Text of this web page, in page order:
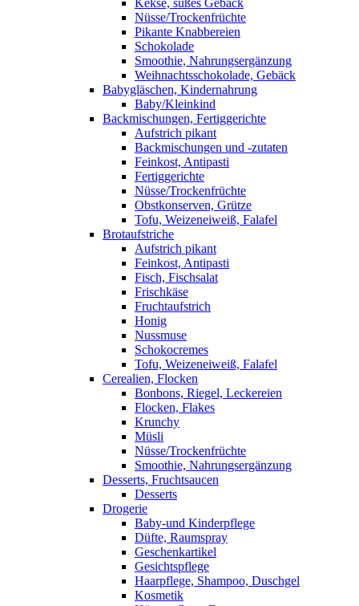
Kekse, süßes Gebäck
Nüsse/Trockenfrüchte
Pikante Knabbereien
Schokolade
Smoothie, Nahrungsergänzung
Weihnachtsschokolade, Gebäck
Babygläschen, Kindernahrung
Baby/Kleinkind
Backmischungen, Fertiggerichte
Aufstrich pikant
Backmischungen und -zutaten
Feinkost, Antipasti
Fertiggerichte
Nüsse/Trockenfrüchte
Obstkonserven, Grütze
Tofu, Weizeneiweiß, Falafel
Brotaufstriche
Aufstrich pikant
Feinkost, Antipasti
Fisch, Fischsalat
Frischkäse
Fruchtaufstrich
Honig
Nussmuse
Schokocremes
Tofu, Weizeneiweiß, Falafel
Cerealien, Flocken
Bonbons, Riegel, Leckereien
Flocken, Flakes
Krunchy
Müsli
Nüsse/Trockenfrüchte
Smoothie, Nahrungsergänzung
Desserts, Fruchtsaucen
Desserts
Drogerie
Baby-und Kinderpflege
Düfte, Raumspray
Geschenkartikel
Gesichtspflege
Haarpflege, Shampoo, Duschgel
Kosmetik